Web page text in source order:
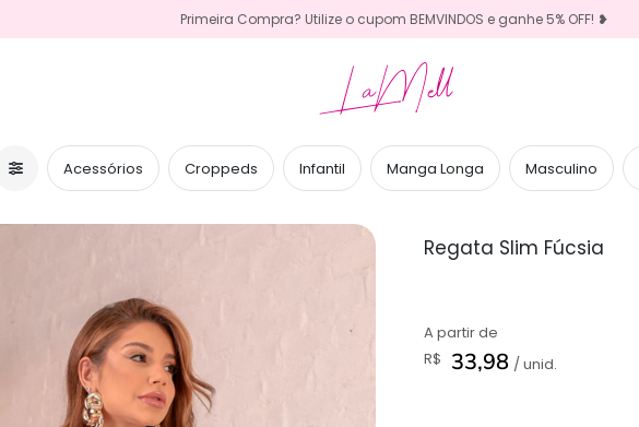
Primeira Compra? Utilize o cupom BEMVINDOS e ganhe 5% OFF! ❥
LaMell
Acessórios Croppeds Infantil Manga Longa Masculino
Regata Slim Fúcsia
A partir de
R$ 33,98 / unid.